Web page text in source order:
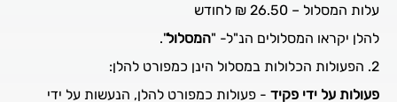
עלות המסלול – 26.50 ₪ לחודש
להלן יקראו המסלולים הנ"ל- "המסלול".
2. הפעולות הכלולות במסלול הינן כמפורט להלן:
פעולות על ידי פקיד - פעולות כמפורט להלן, הנעשות על ידי